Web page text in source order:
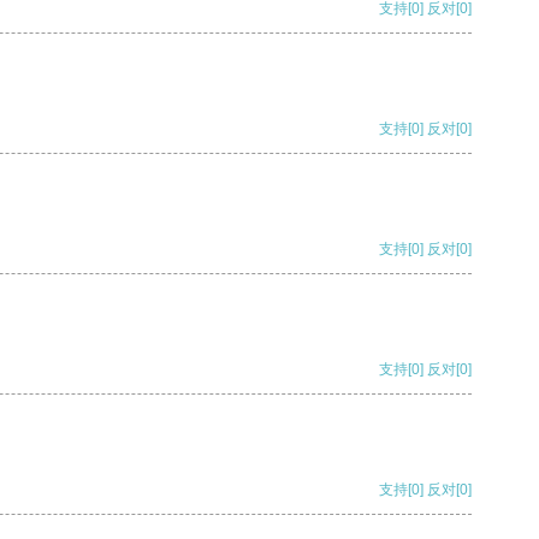
支持[0] 反对[0]
支持[0] 反对[0]
支持[0] 反对[0]
支持[0] 反对[0]
支持[0] 反对[0]